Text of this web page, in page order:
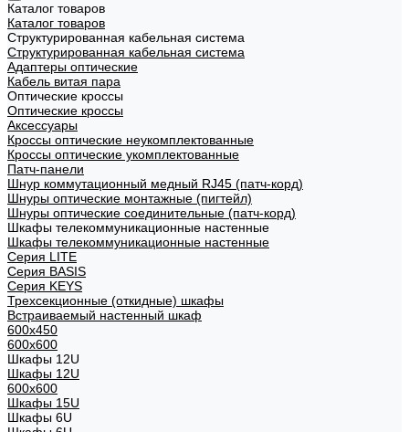
Каталог товаров
Каталог товаров
Структурированная кабельная система
Структурированная кабельная система
Адаптеры оптические
Кабель витая пара
Оптические кроссы
Оптические кроссы
Аксессуары
Кроссы оптические неукомплектованные
Кроссы оптические укомплектованные
Патч-панели
Шнур коммутационный медный RJ45 (патч-корд)
Шнуры оптические монтажные (пигтейл)
Шнуры оптические соединительные (патч-корд)
Шкафы телекоммуникационные настенные
Шкафы телекоммуникационные настенные
Cерия LITE
Cерия BASIS
Cерия KEYS
Трехсекционные (откидные) шкафы
Встраиваемый настенный шкаф
600x450
600x600
Шкафы 12U
Шкафы 12U
600x600
Шкафы 15U
Шкафы 6U